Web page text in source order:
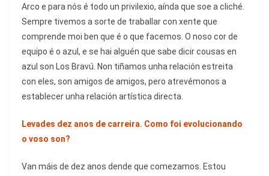
Arco e para nós é todo un privilexio, aínda que soe a cliché.
Sempre tivemos a sorte de traballar con xente que
comprende moi ben que é o que facemos. O noso cor de
equipo é o azul, e se hai alguén que sabe dicir cousas en
azul son Los Bravú. Non tiñamos unha relación estreita
con eles, son amigos de amigos, pero atrevémonos a
establecer unha relación artística directa.
Levades dez anos de carreira. Como foi evolucionando
o voso son?
Van máis de dez anos dende que comezamos. Estou